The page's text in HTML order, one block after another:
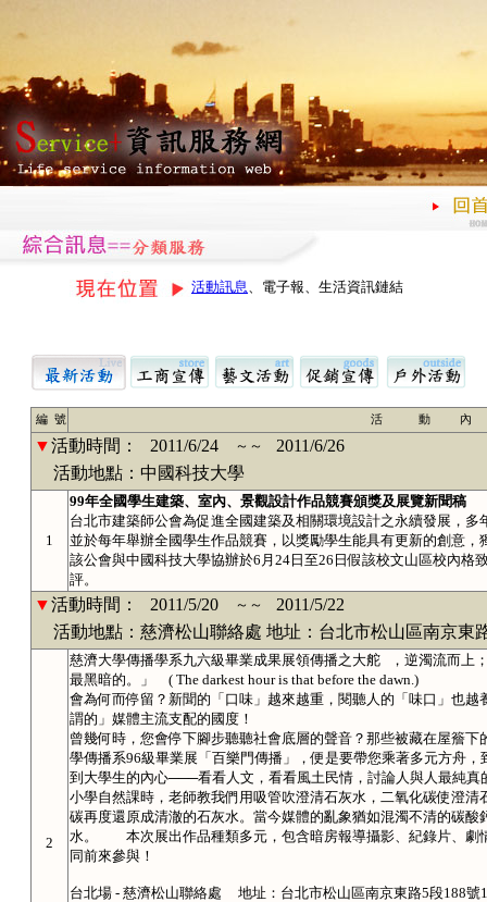
活動訊息、電子報、生活資訊鏈結
編 號 活 動 內
▼活動時間： 2011/6/24 ～～
2011/6/26
活動地點：中國科技大學
1
99年全國學生建築、室內、景觀設計作品競賽頒獎及展覽新聞稿
台北市建築師公會為促進全國建築及相關環境設計之永續發展，
並於每年舉辦全國學生作品競賽，以獎勵學生能具有更新的創意
該公會與中國科技大學協辦於6月24日至26日假該校文山區校內格
評。
▼活動時間： 2011/5/20 ～～
2011/5/22
活動地點：慈濟松山聯絡處 地址：台北市松山區南京東
2
慈濟大學傳播學系九六級畢業成果展領傳播之大舵 ，逆濁流而
最黑暗的。」 ( The darkest hour is that before the
會為何而停留？新聞的「口味」越來越重，閱聽人的「味口」也
謂的」媒體主流支配的國度！
曾幾何時，您會停下腳步聽聽社會底層的聲音？那些被藏在屋簷
學傳播系96級畢業展「百樂門傳播」，便是要帶您乘著多元方舟
到大學生的內心───看看人文，看看風土民情，討論人與人最純真
小學自然課時，老師教我們用吸管吹澄清石灰水，二氧化碳使澄
碳再度還原成清澈的石灰水。當今媒體的亂象猶如混濁不清的碳
水。 本次展出作品種類多元，包含暗房報導攝影、紀錄片、劇
同前來參與！
台北場 - 慈濟松山聯絡處 地址：台北市松山區南京東路5段188號